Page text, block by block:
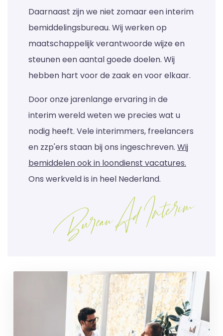
Daarnaast zijn we niet zomaar een interim
bemiddelingsbureau. Wij werken op
maatschappelijk verantwoorde wijze en
steunen een aantal goede doelen. Wij
hebben hart voor de zaak en voor elkaar.
Door onze jarenlange ervaring in de
interim wereld weten we precies wat u
nodig heeft. Vele interimmers, freelancers
en zzp'ers staan bij ons ingeschreven. Wij
bemiddelen ook in loondienst vacatures.
Ons werkveld is in heel Nederland.